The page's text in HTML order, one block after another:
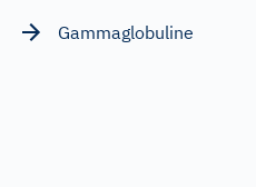
Gammaglobuline